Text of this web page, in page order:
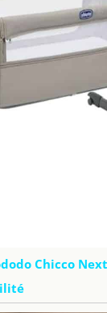
Chicco